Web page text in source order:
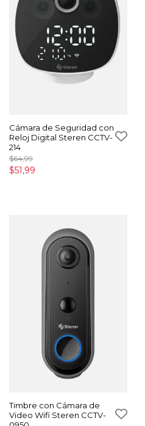
Cámara de Seguridad con
Reloj Digital Steren CCTV-
214
$64,99
$51,99
Timbre con Cámara de
Video Wifi Steren CCTV-